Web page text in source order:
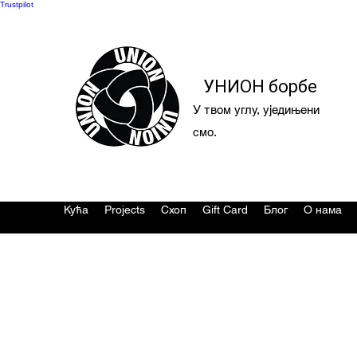
Trustpilot
УНИОН борбе
У твом углу, уједињени
смо.
Кућа Projects Схоп Gift Card Блог О нама